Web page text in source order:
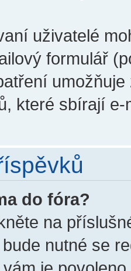
uživatelé
formulář
které sbírají e-
do fóra?
na
nutné se